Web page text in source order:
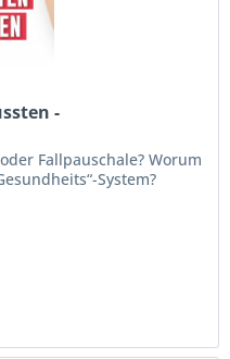
-
Fallpauschale? Worum
System?